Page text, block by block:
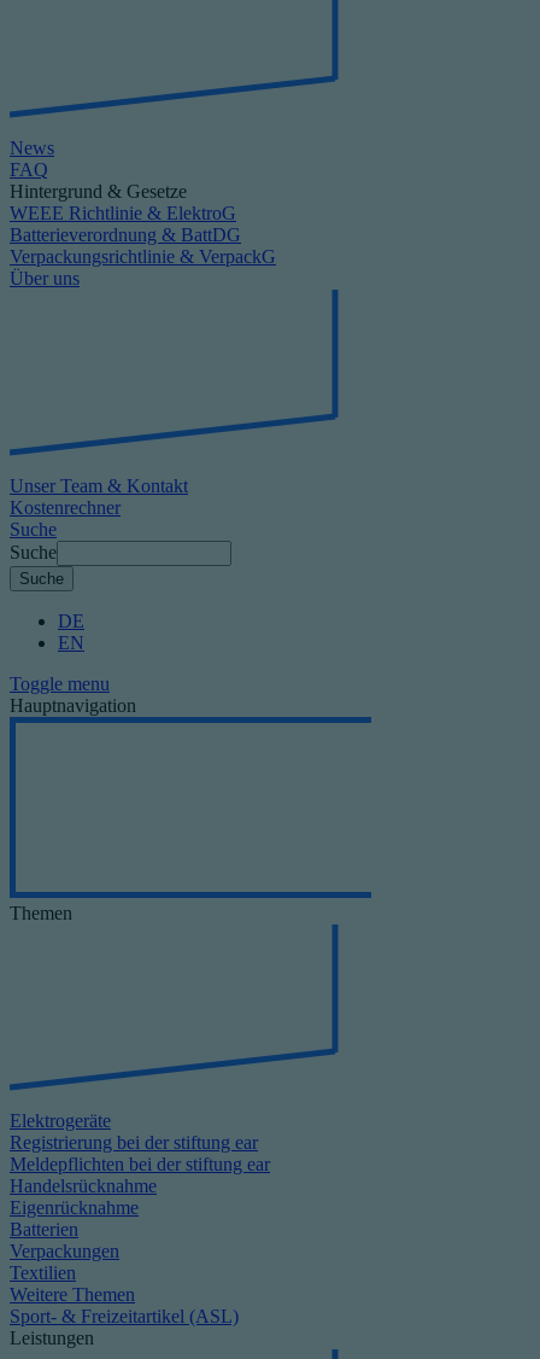
News
FAQ
Hintergrund & Gesetze
WEEE Richtlinie & ElektroG
Batterieverordnung & BattDG
Verpackungsrichtlinie & VerpackG
Über uns
Unser Team & Kontakt
Kostenrechner
Suche
Suche
DE
EN
Toggle menu
Hauptnavigation
Themen
Elektrogeräte
Registrierung bei der stiftung ear
Meldepflichten bei der stiftung ear
Handelsrücknahme
Eigenrücknahme
Batterien
Verpackungen
Textilien
Weitere Themen
Sport- & Freizeitartikel (ASL)
Leistungen